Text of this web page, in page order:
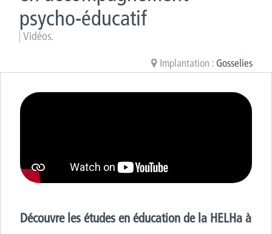
psycho-éducatif
Vidéos.
Implantation :Gosselies
Découvre les études en éducation de la HELHa à